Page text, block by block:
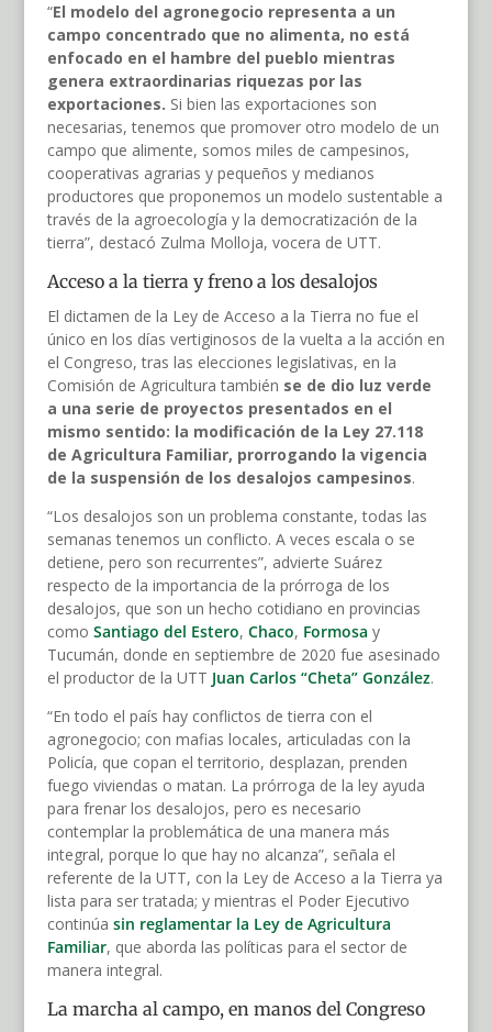
“El modelo del agronegocio representa a un
campo concentrado que no alimenta, no está
enfocado en el hambre del pueblo mientras
genera extraordinarias riquezas por las
exportaciones. Si bien las exportaciones son
necesarias, tenemos que promover otro modelo de un
campo que alimente, somos miles de campesinos,
cooperativas agrarias y pequeños y medianos
productores que proponemos un modelo sustentable a
través de la agroecología y la democratización de la
tierra”, destacó Zulma Molloja, vocera de UTT.
Acceso a la tierra y freno a los desalojos
El dictamen de la Ley de Acceso a la Tierra no fue el
único en los días vertiginosos de la vuelta a la acción en
el Congreso, tras las elecciones legislativas, en la
Comisión de Agricultura también se de dio luz verde
a una serie de proyectos presentados en el
mismo sentido: la modificación de la Ley 27.118
de Agricultura Familiar, prorrogando la vigencia
de la suspensión de los desalojos campesinos.
“Los desalojos son un problema constante, todas las
semanas tenemos un conflicto. A veces escala o se
detiene, pero son recurrentes”, advierte Suárez
respecto de la importancia de la prórroga de los
desalojos, que son un hecho cotidiano en provincias
como Santiago del Estero, Chaco, Formosa y
Tucumán, donde en septiembre de 2020 fue asesinado
el productor de la UTT Juan Carlos “Cheta” González.
“En todo el país hay conflictos de tierra con el
agronegocio; con mafias locales, articuladas con la
Policía, que copan el territorio, desplazan, prenden
fuego viviendas o matan. La prórroga de la ley ayuda
para frenar los desalojos, pero es necesario
contemplar la problemática de una manera más
integral, porque lo que hay no alcanza”, señala el
referente de la UTT, con la Ley de Acceso a la Tierra ya
lista para ser tratada; y mientras el Poder Ejecutivo
continúa sin reglamentar la Ley de Agricultura
Familiar, que aborda las políticas para el sector de
manera integral.
La marcha al campo, en manos del Congreso